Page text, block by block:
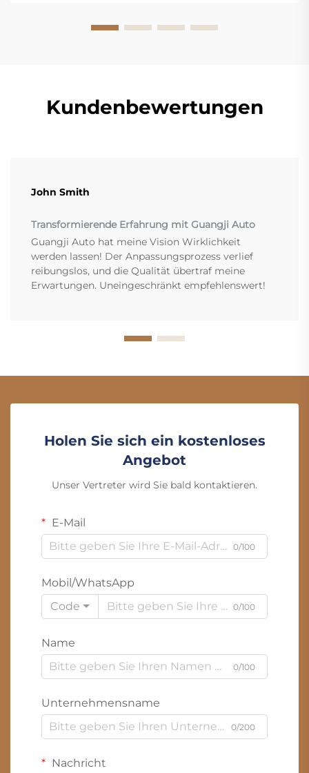
Kundenbewertungen
John Smith
Transformierende Erfahrung mit Guangji Auto
Guangji Auto hat meine Vision Wirklichkeit
werden lassen! Der Anpassungsprozess verlief
reibungslos, und die Qualität übertraf meine
Erwartungen. Uneingeschränkt empfehlenswert!
Holen Sie sich ein kostenloses
Angebot
Unser Vertreter wird Sie bald kontaktieren.
E-Mail
0/100
Mobil/WhatsApp
Code
0/100
Name
0/100
Unternehmensname
0/200
Nachricht